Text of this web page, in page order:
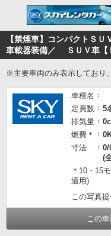
【禁煙車】コンパクトＳ
車載器装備／ ＳＵＶ車【
※主要車両のみ表示しており
車種名
定員数
5
排気量
燃費＊
寸法
0/
(
＊10・15
適用)
この写真
この